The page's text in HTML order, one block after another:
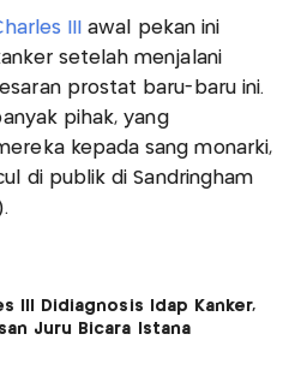
III
awal pekan ini
setelah menjalani
prostat baru-baru ini.
pihak, yang
kepada sang monarki,
di publik di Sandringham
III Didiagnosis Idap Kanker,
Juru Bicara Istana